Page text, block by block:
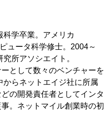
学卒業。アメリカ
ュータ科学修士。2004～
所アソシエイト。
として数々のベンチャーを
らネットエイジ社に所属
の開発責任者としてインタ
。ネットマイル創業時の初